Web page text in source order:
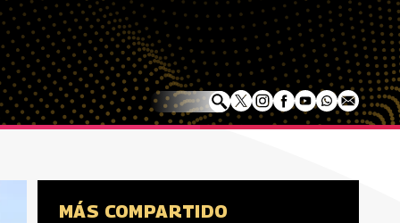
MÁS COMPARTIDO